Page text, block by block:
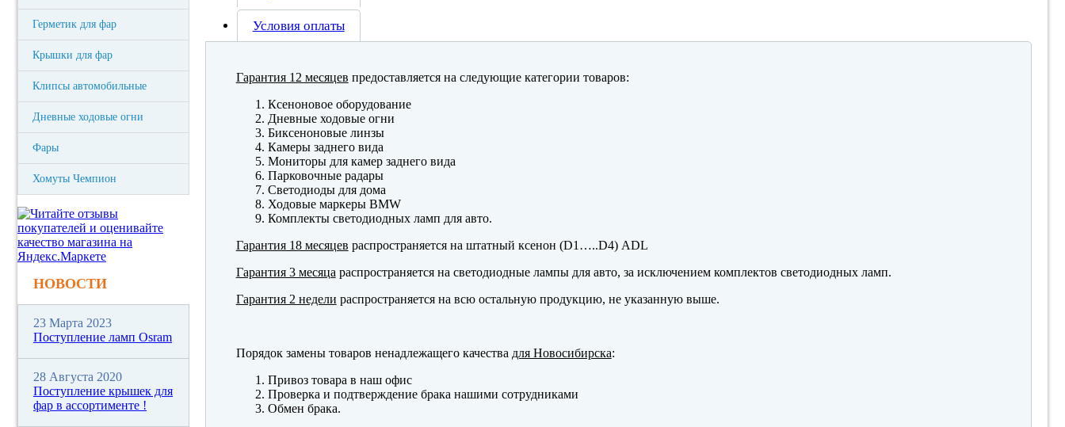
Герметик для фар
Крышки для фар
Клипсы автомобильные
Дневные ходовые огни
Фары
Хомуты Чемпион
Условия оплаты
Гарантия 12 месяцев предоставляется на следующие категории товаров:
Ксеноновое оборудование
Дневные ходовые огни
Биксеноновые линзы
Камеры заднего вида
Мониторы для камер заднего вида
Парковочные радары
Светодиоды для дома
Ходовые маркеры BMW
Комплекты светодиодных ламп для авто.
Гарантия 18 месяцев распространяется на штатный ксенон (D1…..D4) ADL
Гарантия 3 месяца распространяется на светодиодные лампы для авто, за исключением комплектов светодиодных ламп.
Гарантия 2 недели распространяется на всю остальную продукцию, не указанную выше.
Порядок замены товаров ненадлежащего качества для Новосибирска:
Привоз товара в наш офис
Проверка и подтверждение брака нашими сотрудниками
Обмен брака.
НОВОСТИ
23 Марта 2023
Поступление ламп Osram
28 Августа 2020
Поступление крышек для
фар в ассортименте !